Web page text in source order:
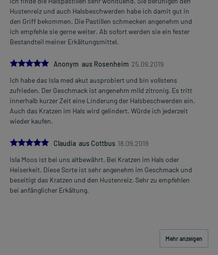
Hustenreiz und auch Halsbeschwerden habe ich damit gut in
den Griff bekommen. Die Pastillen schmecken angenehm und
ich empfehle sie gerne weiter. Ab sofort werden sie ein fester
Bestandteil meiner Erkältungsmittel.
5.0Anonym aus Rosenheim 25.09.2019
Ich habe das Isla med akut ausprobiert und bin vollstens
zufrieden. Der Geschmack ist angenehm mild zitronig. Es tritt
innerhalb kurzer Zeit eine Linderung der Halsbeschwerden ein.
Auch das Kratzen im Hals wird gelindert. Würde ich jederzeit
wieder kaufen.
5.0
Claudia aus Cottbus 18.09.2019
Isla Moos ist bei uns altbewährt. Bei Kratzen im Hals oder
Heiserkeit. Diese Sorte ist sehr angenehm im Geschmack und
beseitigt das Kratzen und den Hustenreiz. Sehr zu empfehlen
bei anfänglicher Erkältung.
Mehr anzeigen